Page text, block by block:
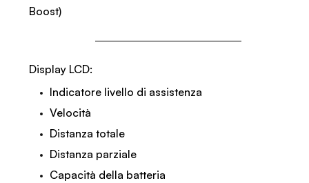
Boost)
Display LCD:
Indicatore livello di assistenza
Velocità
Distanza totale
Distanza parziale
Capacità della batteria